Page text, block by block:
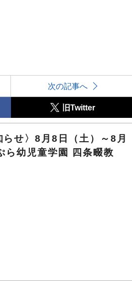
次の記事へ
旧Twitter
らせ〉8月8日（土）～8月
ら幼児童学園 四条畷教